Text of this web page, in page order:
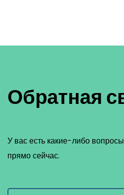
Обратная
У вас есть какие-либо
прямо сейчас.